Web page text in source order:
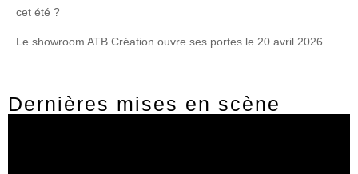
cet été ?
Le showroom ATB Création ouvre ses portes le 20 avril 2026
Dernières mises en scène